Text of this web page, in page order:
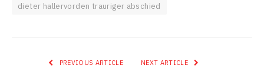
dieter hallervorden trauriger abschied
PREVIOUS ARTICLE NEXT ARTICLE